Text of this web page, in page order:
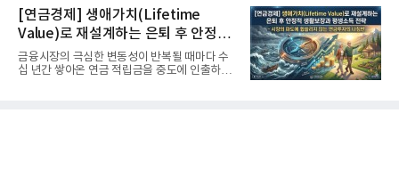
[연금경제] 생애가치(Lifetime
Value)로 재설계하는 은퇴 후 안정적
생활보장과 평생소득 전략
금융시장의 극심한 변동성이 반복될 때마다 수
십 년간 쌓아온 연금 적립금을 중도에 인출하거